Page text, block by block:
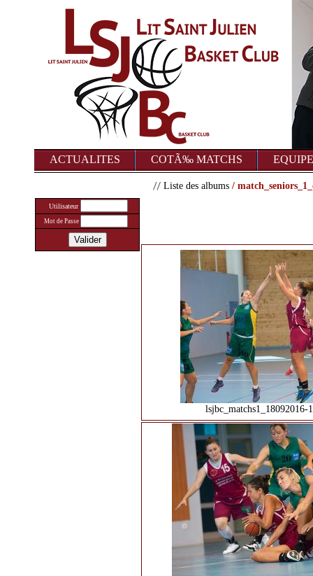
ACTUALITES COTÃ‰ MATCHS
Utilisateur
Mot de Passe
Liste des albums /
lsjbc_matchs1_18092016-